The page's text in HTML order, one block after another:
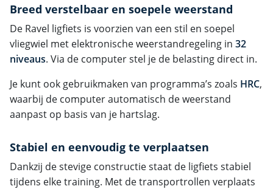
Breed verstelbaar en soepele weerstand
De Ravel ligfiets is voorzien van een stil en soepel
vliegwiel met elektronische weerstandregeling in 32
niveaus. Via de computer stel je de belasting direct in.
Je kunt ook gebruikmaken van programma’s zoals HRC,
waarbij de computer automatisch de weerstand
aanpast op basis van je hartslag.
Stabiel en eenvoudig te verplaatsen
Dankzij de stevige constructie staat de ligfiets stabiel
tijdens elke training. Met de transportrollen verplaats